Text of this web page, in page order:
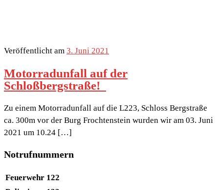
Veröffentlicht am 3. Juni 2021
Motorradunfall auf der
Schloßbergstraße!
Zu einem Motorradunfall auf die L223, Schloss Bergstraße
ca. 300m vor der Burg Frochtenstein wurden wir am 03. Juni
2021 um 10.24 […]
Notrufnummern
Feuerwehr 122